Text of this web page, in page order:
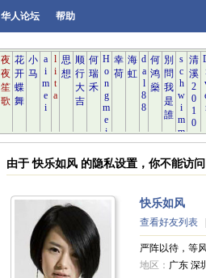
华人论坛 帮助
由于 快乐如风 的隐私设置，你不能访
快乐如风
查看好友列表
严阵以待，等
地区： 广东 深